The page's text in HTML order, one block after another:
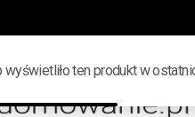
98% pozytywnych